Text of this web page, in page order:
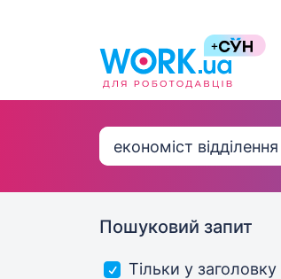
Пошуковий запит
Тільки у заголовку